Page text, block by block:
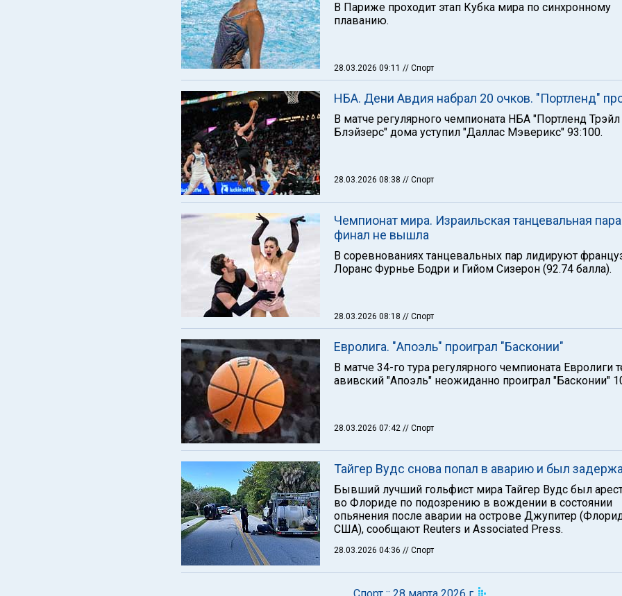
В Париже проходит этап Кубка мира по синхронному
плаванию.
28.03.2026 09:11 // Спорт
НБА. Дени Авдия набрал 20 очков. "Портленд"
В матче регулярного чемпионата НБА "Портленд Трэйл
Блэйзерс" дома уступил "Даллас Мэверикс" 93:100.
28.03.2026 08:38 // Спорт
Чемпионат мира. Израильская танцевальная
финал не вышла
В соревнованиях танцевальных пар лидируют
Лоранс Фурнье Бодри и Гийом Сизерон (92.74 балла).
28.03.2026 08:18 // Спорт
Евролига. "Апоэль" проиграл "Басконии"
В матче 34-го тура регулярного чемпионата Евролиги
авивский "Апоэль" неожиданно проиграл "Басконии"
28.03.2026 07:42 // Спорт
Тайгер Вудс снова попал в аварию и был
Бывший лучший гольфист мира Тайгер Вудс был
во Флориде по подозрению в вождении в состоянии
опьянения после аварии на острове Джупитер
США), сообщают Reuters и Associated Press.
28.03.2026 04:36 // Спорт